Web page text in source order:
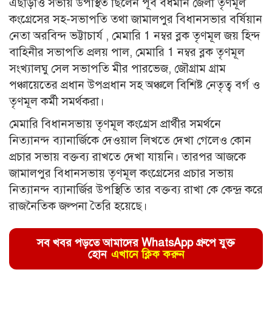
কংগ্রেসের সহ-সভাপতি তথা জামালপুর বিধানসভার বর্ষিয়ান
নেতা অরবিন্দ ভট্টাচার্য , মেমারি 1 নম্বর ব্লক তৃণমূল জয় হিন্দ
বাহিনীর সভাপতি প্রলয় পাল, মেমারি 1 নম্বর ব্লক তৃণমূল
সংখ্যালঘু সেল সভাপতি মীর পারভেজ, জৌগ্রাম গ্রাম
পঞ্চায়েতের প্রধান উপপ্রধান সহ অঞ্চলে বিশিষ্ট নেতৃত্ব বর্গ ও
তৃণমূল কর্মী সমর্থকরা।
মেমারি বিধানসভায় তৃণমূল কংগ্রেস প্রার্থীর সমর্থনে
নিত্যানন্দ ব্যানার্জিকে দেওয়াল লিখতে দেখা গেলেও কোন
প্রচার সভায় বক্তব্য রাখতে দেখা যায়নি। তারপর আজকে
জামালপুর বিধানসভায় তৃণমূল কংগ্রেসের প্রচার সভায়
নিত্যানন্দ ব্যানার্জির উপস্থিতি তার বক্তব্য রাখা কে কেন্দ্র করে
রাজনৈতিক জল্পনা তৈরি হয়েছে।
সব খবর পড়তে আমাদের WhatsApp গ্রুপে যুক্ত
হোন এখানে ক্লিক করুন